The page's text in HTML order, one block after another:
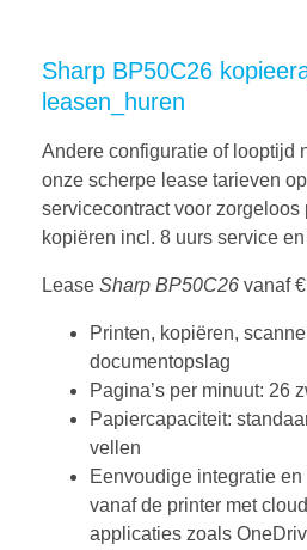
Sharp BP50C26
leasen_huren
Andere configuratie of looptijd
onze scherpe lease tarieven
servicecontract voor zorgeloos
kopiëren incl. 8 uurs service
Lease Sharp BP50C26 vanaf
Printen, kopiëren,
documentopslag
Pagina’s per minuut: 26
Papiercapaciteit:
vellen
Eenvoudige integratie
vanaf de printer met
applicaties zoals